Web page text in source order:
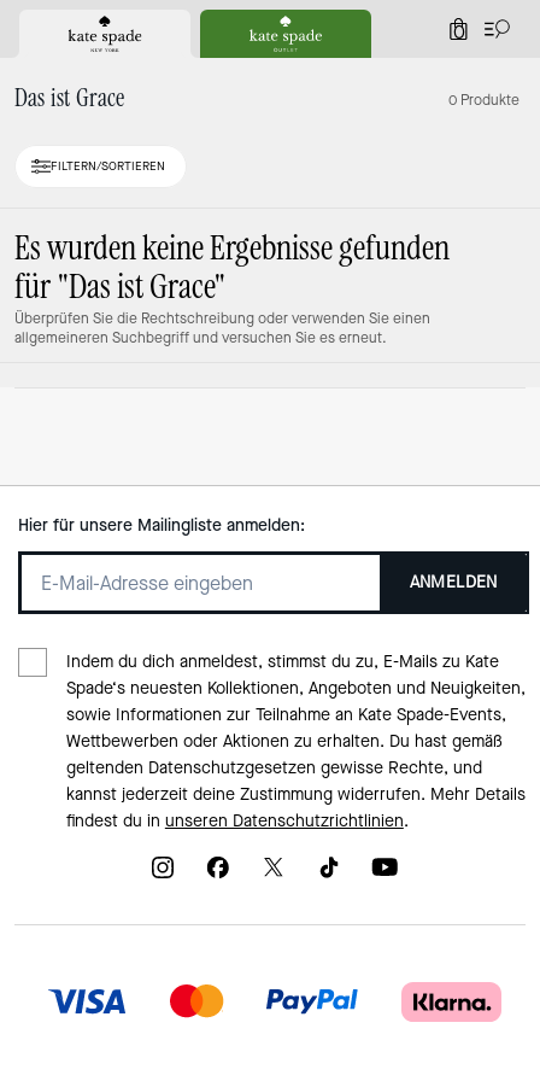
0
Das ist Grace 0 Produkte
FILTERN/SORTIEREN
Es wurden keine Ergebnisse gefunden
für "Das ist Grace"
Überprüfen Sie die Rechtschreibung oder verwenden Sie einen
allgemeineren Suchbegriff und versuchen Sie es erneut.
Hier für unsere Mailingliste anmelden:
ANMELDEN
Indem du dich anmeldest, stimmst du zu, E-Mails zu Kate
Spade‘s neuesten Kollektionen, Angeboten und Neuigkeiten,
sowie Informationen zur Teilnahme an Kate Spade-Events,
Wettbewerben oder Aktionen zu erhalten. Du hast gemäß
geltenden Datenschutzgesetzen gewisse Rechte, und
kannst jederzeit deine Zustimmung widerrufen. Mehr Details
findest du in unseren Datenschutzrichtlinien.